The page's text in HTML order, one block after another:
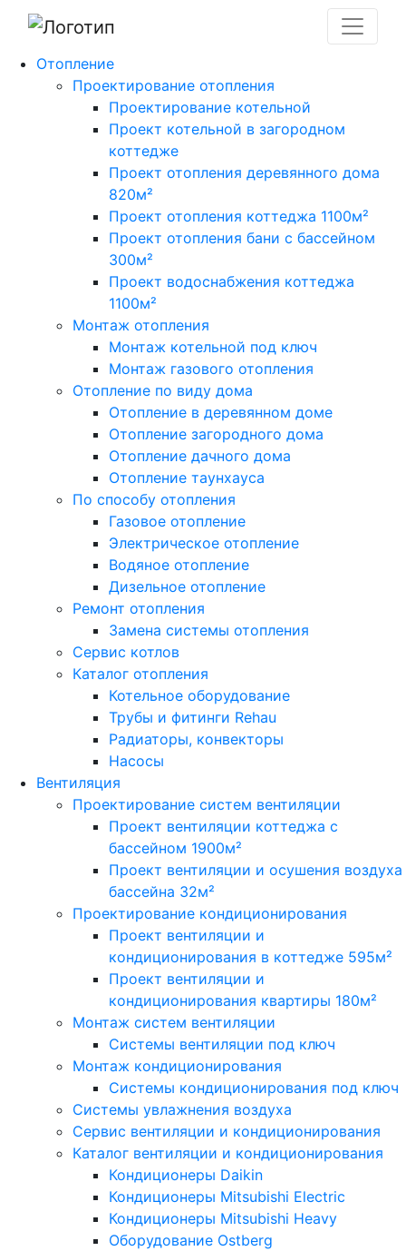
Отопление
Проектирование отопления
Проектирование котельной
Проект котельной в загородном
коттедже
Проект отопления деревянного дома
820м²
Проект отопления коттеджа 1100м²
Проект отопления бани с бассейном
300м²
Проект водоснабжения коттеджа
1100м²
Монтаж отопления
Монтаж котельной под ключ
Монтаж газового отопления
Отопление по виду дома
Отопление в деревянном доме
Отопление загородного дома
Отопление дачного дома
Отопление таунхауса
По способу отопления
Газовое отопление
Электрическое отопление
Водяное отопление
Дизельное отопление
Ремонт отопления
Замена системы отопления
Сервис котлов
Каталог отопления
Котельное оборудование
Трубы и фитинги Rehau
Радиаторы, конвекторы
Насосы
Вентиляция
Проектирование систем вентиляции
Проект вентиляции коттеджа с
бассейном 1900м²
Проект вентиляции и осушения воздуха
бассейна 32м²
Проектирование кондиционирования
Проект вентиляции и
кондиционирования в коттедже 595м²
Проект вентиляции и
кондиционирования квартиры 180м²
Монтаж систем вентиляции
Системы вентиляции под ключ
Монтаж кондиционирования
Системы кондиционирования под ключ
Системы увлажнения воздуха
Сервис вентиляции и кондиционирования
Каталог вентиляции и кондиционирования
Кондиционеры Daikin
Кондиционеры Mitsubishi Electric
Кондиционеры Mitsubishi Heavy
Оборудование Ostberg